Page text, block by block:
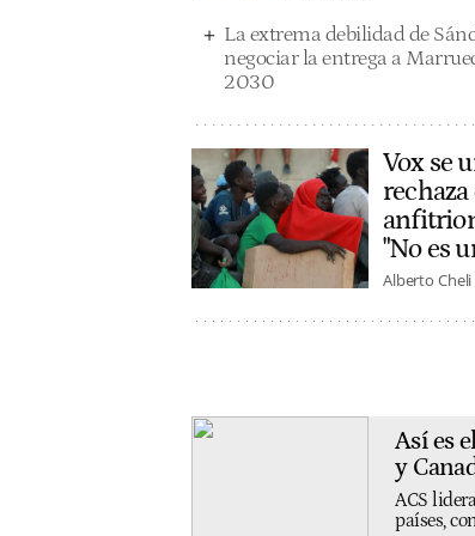
La extrema debilidad de
negociar la entrega a
2030
Vox se
"No es
Alberto Cheli
Así es
y
ACS
países,